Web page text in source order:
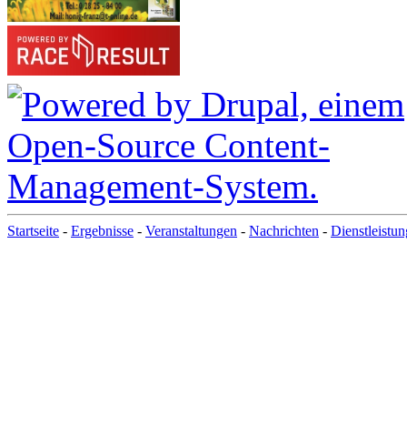
Startseite - Ergebnisse - Veranstaltungen - Nachrichten -